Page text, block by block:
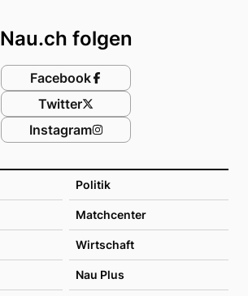
Politik
Matchcenter
Wirtschaft
Nau Plus
Nau.ch folgen
Facebook
Twitter
Instagram